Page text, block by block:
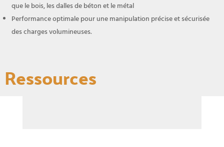
que le bois, les dalles de béton et le métal
Performance optimale pour une manipulation précise et sécurisée
des charges volumineuses.
Ressources